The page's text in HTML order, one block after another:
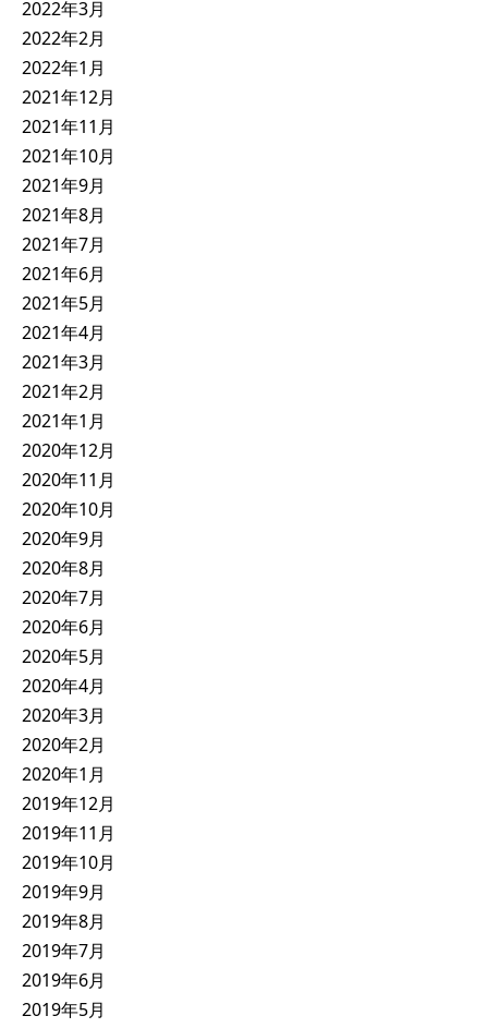
2022年3月
2022年2月
2022年1月
2021年12月
2021年11月
2021年10月
2021年9月
2021年8月
2021年7月
2021年6月
2021年5月
2021年4月
2021年3月
2021年2月
2021年1月
2020年12月
2020年11月
2020年10月
2020年9月
2020年8月
2020年7月
2020年6月
2020年5月
2020年4月
2020年3月
2020年2月
2020年1月
2019年12月
2019年11月
2019年10月
2019年9月
2019年8月
2019年7月
2019年6月
2019年5月